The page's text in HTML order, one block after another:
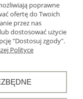
poprawne
ofertę do Twoich
przez nas
dostosować użycie
"Dostosuj zgody".
Polityce